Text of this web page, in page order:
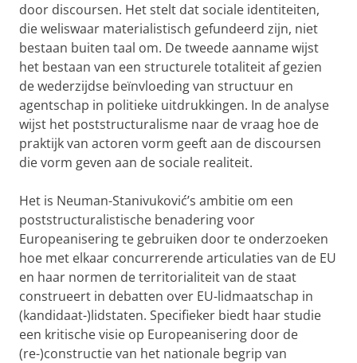
door discoursen. Het stelt dat sociale identiteiten,
die weliswaar materialistisch gefundeerd zijn, niet
bestaan buiten taal om. De tweede aanname wijst
het bestaan van een structurele totaliteit af gezien
de wederzijdse beïnvloeding van structuur en
agentschap in politieke uitdrukkingen. In de analyse
wijst het poststructuralisme naar de vraag hoe de
praktijk van actoren vorm geeft aan de discoursen
die vorm geven aan de sociale realiteit.
Het is Neuman-Stanivuković’s ambitie om een
poststructuralistische benadering voor
Europeanisering te gebruiken door te onderzoeken
hoe met elkaar concurrerende articulaties van de EU
en haar normen de territorialiteit van de staat
construeert in debatten over EU-lidmaatschap in
(kandidaat-)lidstaten. Specifieker biedt haar studie
een kritische visie op Europeanisering door de
(re-)constructie van het nationale begrip van